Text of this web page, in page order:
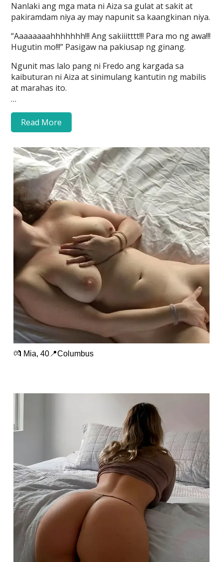
Nanlaki ang mga mata ni Aiza sa gulat at sakit at
pakiramdam niya ay may napunit sa kaangkinan niya.
“Aaaaaaaahhhhhhh!!! Ang sakiiitttt!!! Para mo ng awa!!!
Hugutin mo!!!” Pasigaw na pakiusap ng ginang.
Ngunit mas lalo pang ni Fredo ang kargada sa
kaibuturan ni Aiza at sinimulang kantutin ng mabilis
at marahas ito.
…
Read More
💏 Mia, 40📍Columbus